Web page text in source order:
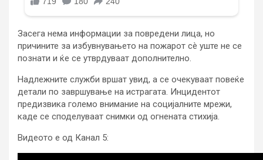
Засега нема информации за повредени лица, но
причините за избувнувањето на пожарот сè уште не се
познати и ќе се утврдуваат дополнително.
Надлежните служби вршат увид, а се очекуваат повеќе
детали по завршување на истрагата. Инцидентот
предизвика големо внимание на социјалните мрежи,
каде се споделуваат снимки од огнената стихија.
Видеото е од Канал 5: